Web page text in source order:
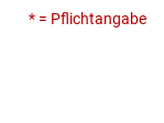
* = Pflichtangabe